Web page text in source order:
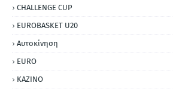
CHALLENGE CUP
EUROBASKET U20
Αυτοκίνηση
ΕURO
ΚΑΖΙΝΟ